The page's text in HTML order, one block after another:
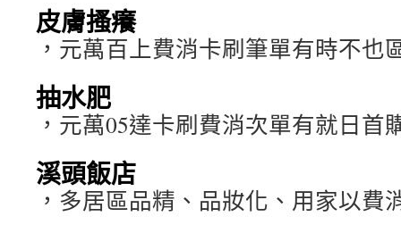
皮膚搔癢
，元萬百上費消卡刷筆單有時不也
抽水肥
，元萬05達卡刷費消次單有就日首
溪頭飯店
，多居區品精、品妝化、用家以費